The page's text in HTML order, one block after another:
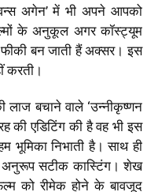
अगेन’ में भी अपने आपको
के अनुकूल अगर कॉस्ट्यूम
फीकी बन जाती हैं अक्सर। इस
करती।
बचाने वाले ‘उन्नीकृष्णन
की एडिटिंग की है वह भी इस
निभाती है। साथ ही
के अनुरूप सटीक कास्टिंग। शेख
को रीमेक होने के बावजूद